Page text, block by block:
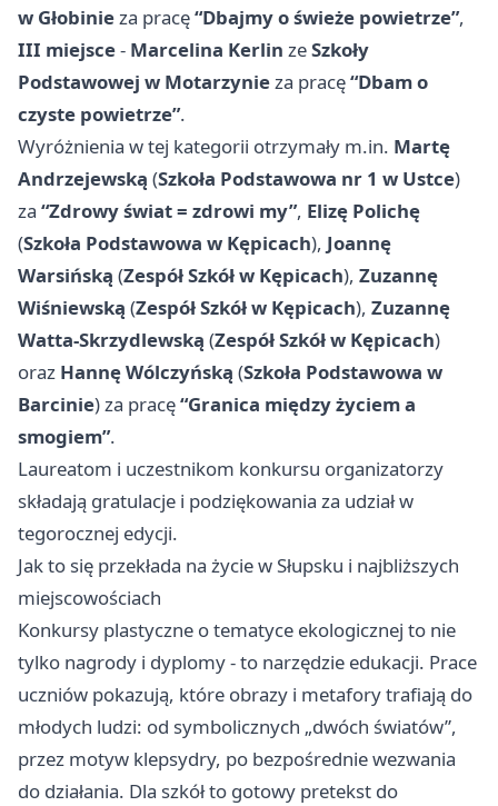
w Głobinieza pracę“Dbajmy o świeże powietrze”,
III miejsce- Marcelina Kerlin zeSzkoły
Podstawowej w Motarzynieza pracę“Dbam o
czyste powietrze”.
Wyróżnienia w tej kategorii otrzymały m.in. Martę
Andrzejewską (Szkoła Podstawowa nr 1 w Ustce)
za “Zdrowy świat = zdrowi my”, Elizę Polichę
(Szkoła Podstawowa w Kępicach), Joannę
Warsińską (Zespół Szkół w Kępicach), Zuzannę
Wiśniewską (Zespół Szkół w Kępicach), Zuzannę
Watta-Skrzydlewską (Zespół Szkół w Kępicach)
oraz Hannę Wólczyńską (Szkoła Podstawowa w
Barcinie) za pracę“Granica między życiem a
smogiem”.
Laureatom i uczestnikom konkursu organizatorzy
składają gratulacje i podziękowania za udział w
tegorocznej edycji.
Jak to się przekłada na życie w Słupsku i najbliższych
miejscowościach
Konkursy plastyczne o tematyce ekologicznej to nie
tylko nagrody i dyplomy - to narzędzie edukacji. Prace
uczniów pokazują, które obrazy i metafory trafiają do
młodych ludzi: od symbolicznych „dwóch światów”,
przez motyw klepsydry, po bezpośrednie wezwania
do działania. Dla szkół to gotowy pretekst do